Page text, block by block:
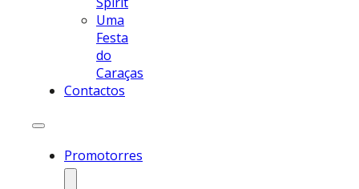
Uma
Festa
do
Caraças
Contactos
Promotorres